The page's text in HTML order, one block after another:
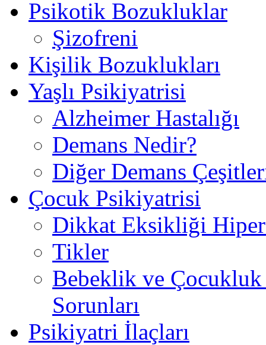
Psikotik Bozukluklar
Şizofreni
Kişilik Bozuklukları
Yaşlı Psikiyatrisi
Alzheimer Hastalığı
Demans Nedir?
Diğer Demans
Çocuk Psikiyatrisi
Dikkat Eksikliği
Tikler
Bebeklik ve
Sorunları
Psikiyatri İlaçları